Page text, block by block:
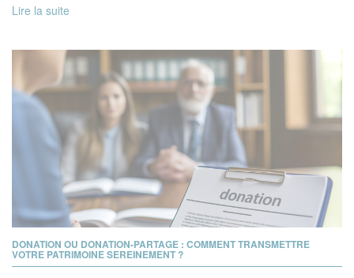
Lire la suite
DONATION OU DONATION-PARTAGE : COMMENT TRANSMETTRE
VOTRE PATRIMOINE SEREINEMENT ?